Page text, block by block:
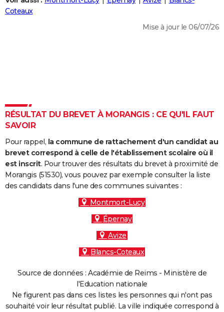
Destinations
City break
Voyage nature
Voyage de noces
Forum
Climat
+
PHOTO
Dictionnaire
Biographies
Citations
Expressions
Proverbes
PROGRAMME TV
S'inscrire
Se connecter
Lycées
Collèges
Primaires
Universités
Entreprises
Service militaire
Avis de recherche
AVIS DE DÉCÈS
FORUM
Coteaux
Mise à jour le 06/07/26
RÉSULTAT DU BREVET À MORANGIS : CE QU'IL FAUT
SAVOIR
Pour rappel, la commune de rattachement d'un candidat au
brevet correspond à celle de l'établissement scolaire où il
est inscrit. Pour trouver des résultats du brevet à proximité de
Morangis (51530), vous pouvez par exemple consulter la liste
des candidats dans l'une des communes suivantes :
Montmort-Lucy
Épernay
Avize
Blancs-Coteaux
Source de données : Académie de Reims - Ministère de
l'Education nationale
Ne figurent pas dans ces listes les personnes qui n'ont pas
souhaité voir leur résultat publié. La ville indiquée correspond à